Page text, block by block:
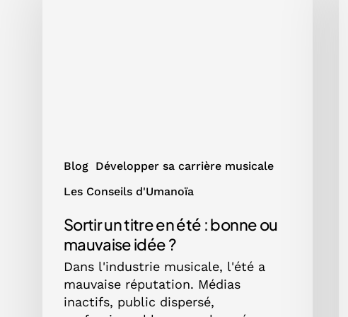
Blog Développer sa carrière musicale
Les Conseils d'Umanoïa
Sortir un titre en été : bonne ou
mauvaise idée ?
Dans l'industrie musicale, l'été a
mauvaise réputation. Médias
inactifs, public dispersé,